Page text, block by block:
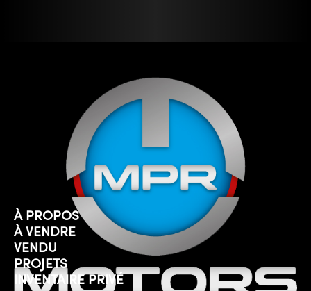
À PROPOS
À VENDRE
VENDU
PROJETS
INVENTAIRE PRIVÉ